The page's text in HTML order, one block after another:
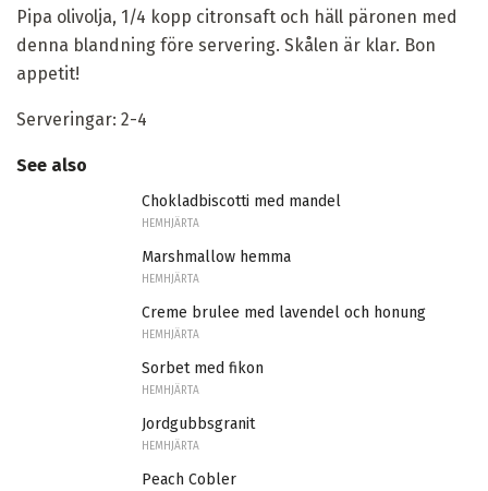
Pipa olivolja, 1/4 kopp citronsaft och häll päronen med
denna blandning före servering. Skålen är klar. Bon
appetit!
Serveringar: 2-4
See also
Chokladbiscotti med mandel
HEMHJÄRTA
Marshmallow hemma
HEMHJÄRTA
Creme brulee med lavendel och honung
HEMHJÄRTA
Sorbet med fikon
HEMHJÄRTA
Jordgubbsgranit
HEMHJÄRTA
Peach Cobler